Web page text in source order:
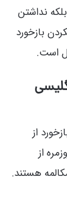
نداشتن
بازخورد
است.
از
از
هستند.